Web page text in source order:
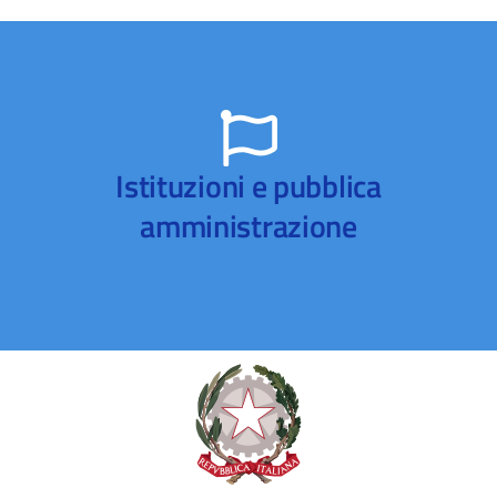
Istituzioni e pubblica
amministrazione